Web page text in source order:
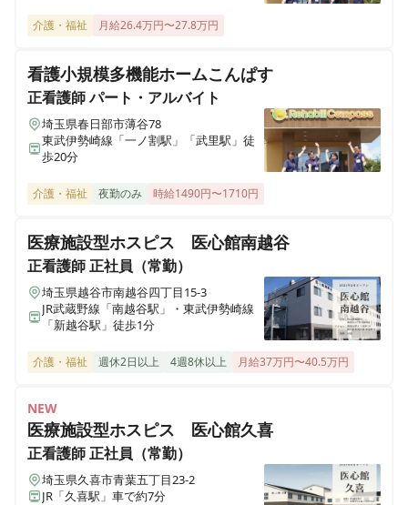
埼玉県越谷市蒲生西町二丁目2-25
メディス北越谷
埼玉県越谷市北越谷三丁目8-20
メディス安中
群馬県安中市原市3452-14
メディス吉岡
群馬県北群馬郡吉岡町大字大久保3265-3
千葉県柏市十余二409-12
シーハーツ柏
千葉県柏市根戸445-2
介護・福祉 月給26.4万円〜27.8万円
看護小規模多機能ホームこんぱす
正看護師パート・アルバイト
埼玉県春日部市薄谷78
東武伊勢崎線「一ノ割駅」「武里駅」徒
歩20分
介護・福祉 夜勤のみ 時給1490円〜1710円
医療施設型ホスピス 医心館南越谷
正看護師正社員（常勤）
埼玉県越谷市南越谷四丁目15-3
JR武蔵野線「南越谷駅」・東武伊勢崎線
「新越谷駅」徒歩1分
介護・福祉 週休2日以上 4週8休以上 月給37万円〜40.5万円
NEW
医療施設型ホスピス 医心館久喜
正看護師正社員（常勤）
埼玉県久喜市青葉五丁目23-2
JR「久喜駅」車で約7分